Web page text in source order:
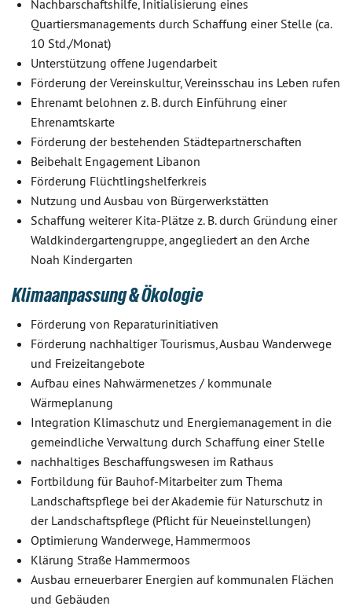
Nachbarschaftshilfe, Initialisierung eines
Quartiersmanagements durch Schaffung einer Stelle (ca.
10 Std./Monat)
Unterstützung offene Jugendarbeit
Förderung der Vereinskultur, Vereinsschau ins Leben rufen
Ehrenamt belohnen z. B. durch Einführung einer
Ehrenamtskarte
Förderung der bestehenden Städtepartnerschaften
Beibehalt Engagement Libanon
Förderung Flüchtlingshelferkreis
Nutzung und Ausbau von Bürgerwerkstätten
Schaffung weiterer Kita-Plätze z. B. durch Gründung einer
Waldkindergartengruppe, angegliedert an den Arche
Noah Kindergarten
Klimaanpassung & Ökologie
Förderung von Reparaturinitiativen
Förderung nachhaltiger Tourismus, Ausbau Wanderwege
und Freizeitangebote
Aufbau eines Nahwärmenetzes / kommunale
Wärmeplanung
Integration Klimaschutz und Energiemanagement in die
gemeindliche Verwaltung durch Schaffung einer Stelle
nachhaltiges Beschaffungswesen im Rathaus
Fortbildung für Bauhof-Mitarbeiter zum Thema
Landschaftspflege bei der Akademie für Naturschutz in
der Landschaftspflege (Pflicht für Neueinstellungen)
Optimierung Wanderwege, Hammermoos
Klärung Straße Hammermoos
Ausbau erneuerbarer Energien auf kommunalen Flächen
und Gebäuden